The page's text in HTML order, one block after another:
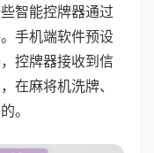
智能控牌器通过
手机端软件预设
控牌器接收到信
在麻将机洗牌、
。